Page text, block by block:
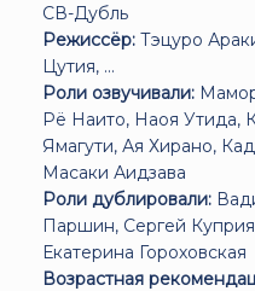
СВ-Дубль
Режиссёр: Тэцуро
Цутия, ...
Роли озвучивали:
Рё Наито, Наоя Утида,
Ямагути, Ая Хирано,
Масаки Аидзава
Роли дублировали:
Паршин, Сергей
Екатерина Гороховская
Возрастная